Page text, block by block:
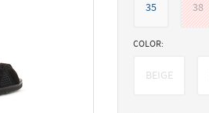
35 38
COLOR:
BEIGE